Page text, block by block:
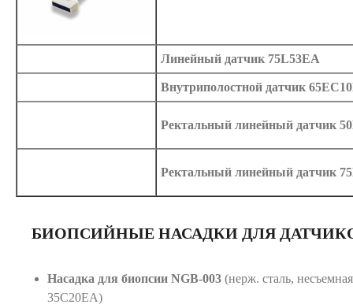
Линейный датчик 75L53EA
Внутриполостной датчик
Ректальный линейный датчик
Ректальный линейный датчик
БИОПСИЙНЫЕ НАСАДКИ ДЛЯ
Насадка для биопсии NGB-003 (нерж. сталь,
35C20EA)